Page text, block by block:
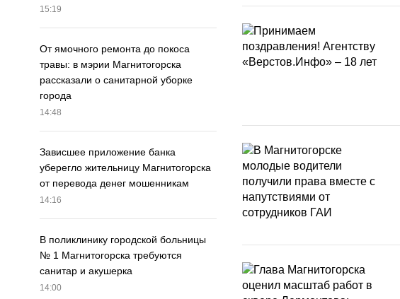
15:19
От ямочного ремонта до покоса
травы: в мэрии Магнитогорска
рассказали о санитарной уборке
города
14:48
Зависшее приложение банка
уберегло жительницу Магнитогорска
от перевода денег мошенникам
14:16
В поликлинику городской больницы
№ 1 Магнитогорска требуются
санитар и акушерка
14:00